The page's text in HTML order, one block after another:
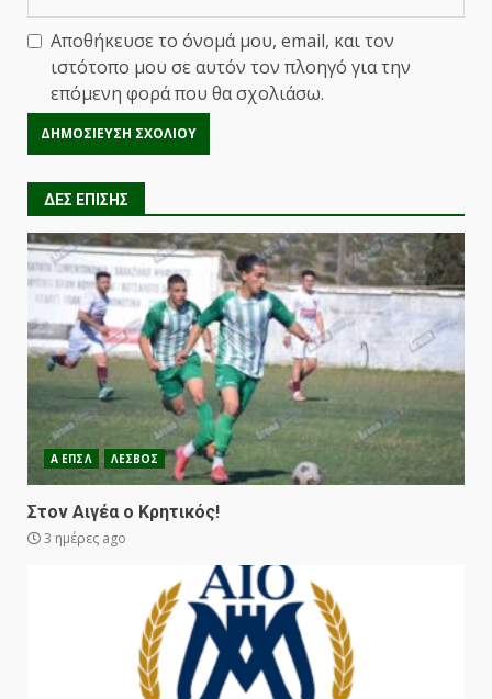
Αποθήκευσε το όνομά μου, email, και τον
ιστότοπο μου σε αυτόν τον πλοηγό για την
επόμενη φορά που θα σχολιάσω.
ΔΕΣ ΕΠΙΣΗΣ
Α ΕΠΣΛ ΛΕΣΒΟΣ
Στον Αιγέα ο Κρητικός!
3 ημέρες ago